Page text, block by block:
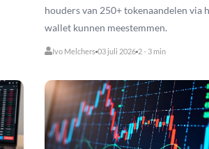
houders van 250+ tokenaandelen via
wallet kunnen meestemmen.
Ivo Melchers 03 juli 2026 2 - 3 min